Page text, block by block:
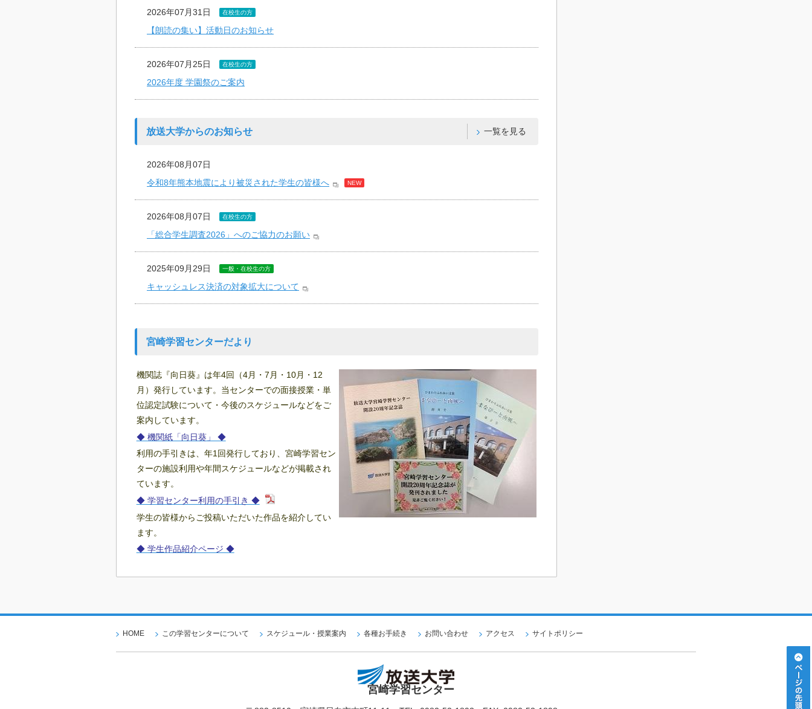
2026年07月31日 在校生の方
【朗読の集い】活動日のお知らせ
2026年07月25日 在校生の方
2026年度 学園祭のご案内
放送大学からのお知らせ 一覧を見る
2026年08月07日
令和8年熊本地震により被災された学生の皆様へ
NEW
2026年08月07日 在校生の方
「総合学生調査2026」へのご協力のお願い
2025年09月29日 一般・在校生の方
キャッシュレス決済の対象拡大について
宮崎学習センターだより
機関誌『向日葵』は年4回（4月・7月・10月・12
月）発行しています。当センターでの面接授業・単
位認定試験について・今後のスケジュールなどをご
案内しています。
◆ 機関紙「向日葵」 ◆
利用の手引きは、年1回発行しており、宮崎学習セン
ターの施設利用や年間スケジュールなどが掲載され
ています。
◆ 学習センター利用の手引き ◆
学生の皆様からご投稿いただいた作品を紹介してい
ます。
◆ 学生作品紹介ページ ◆
HOME この学習センターについて スケジュール・授業案内 各種お手続き お問い合わせ アクセス サイトポリシー
宮崎学習センター